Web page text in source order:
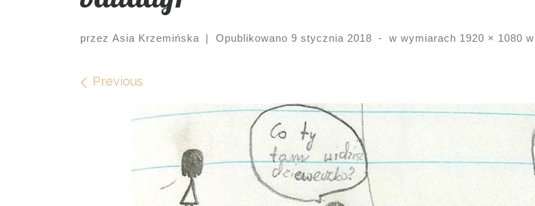
przez Asia Krzemińska | Opublikowano 9 stycznia 2018 - w wymiarach 1920 × 1080 w
Images navigation
Previous